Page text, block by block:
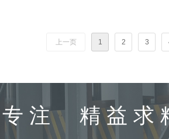
上一页 1 2 3
注 精益求